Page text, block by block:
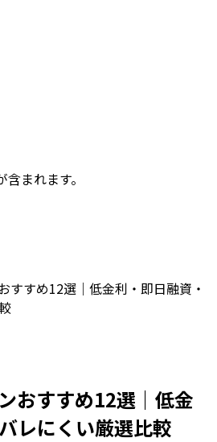
まれます。
すすめ12選｜低金利・即日融資・
おすすめ12選｜低金
レにくい厳選比較